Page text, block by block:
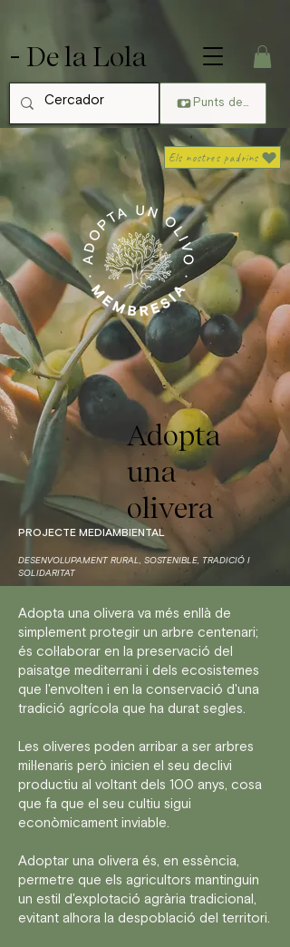
- De la Lola
Punts de visualitzacions
Els nostres padrins
Adopta
una
olivera
PROJECTE MEDIAMBIENTAL
​DESENVOLUPAMENT RURAL, SOSTENIBLE, TRADICIÓ I
SOLIDARITAT
Adopta una olivera va més enllà de
simplement protegir un arbre centenari;
és col·laborar en la preservació del
paisatge mediterrani i dels ecosistemes
que l'envolten i en la conservació d'una
tradició agrícola que ha durat segles.
Les oliveres poden arribar a ser arbres
mil·lenaris però inicien el seu declivi
productiu al voltant dels 100 anys, cosa
que fa que el seu cultiu sigui
econòmicament inviable.
Adoptar una olivera és, en essència,
permetre que els agricultors mantinguin
un estil d'explotació agrària tradicional,
evitant alhora la despoblació del territori.